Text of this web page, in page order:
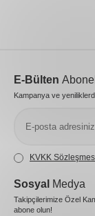
E-Bülten
Kampanya ve
KVKK
Sosyal Medya
Takipçilerimize Özel
abone olun!